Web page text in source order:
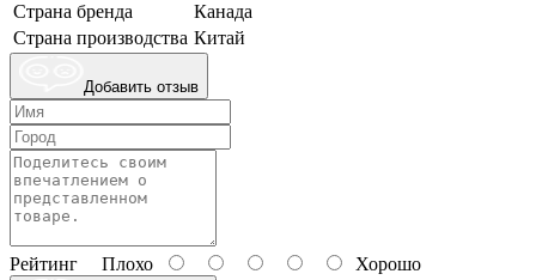
Страна бренда
Канада
Страна производства Китай
Добавить отзыв
Рейтинг Плохо Хорошо